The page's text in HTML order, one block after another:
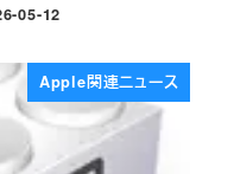
日
05-12
Apple関連ニュース